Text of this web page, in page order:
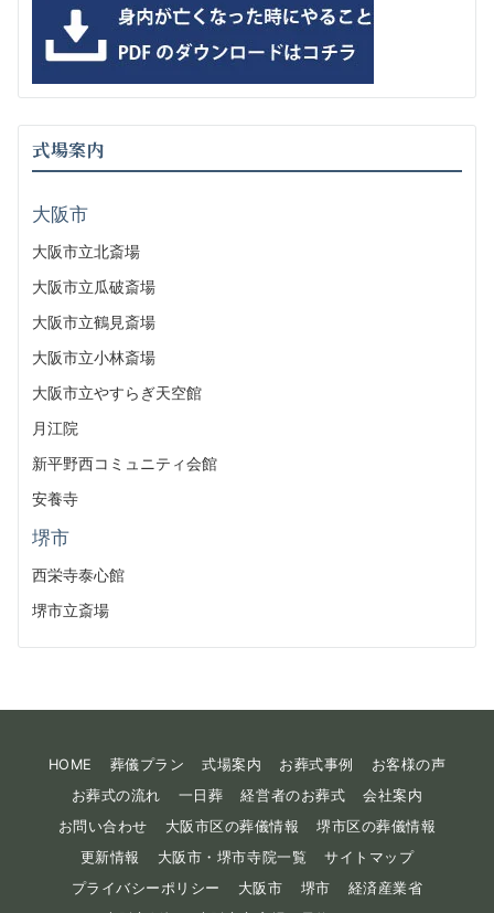
式場案内
大阪市
大阪市立北斎場
大阪市立瓜破斎場
大阪市立鶴見斎場
大阪市立小林斎場
大阪市立やすらぎ天空館
月江院
新平野西コミュニティ会館
安養寺
堺市
西栄寺泰心館
堺市立斎場
HOME 葬儀プラン 式場案内 お葬式事例
お客様の声
お葬式の流れ
一日葬 経営者のお葬式
会社案内
お問い合わせ
大阪市区の葬儀情報
堺市区の葬儀情報
更新情報
大阪市・堺市寺院一覧
サイトマップ
プライバシーポリシー
大阪市 堺市
経済産業省